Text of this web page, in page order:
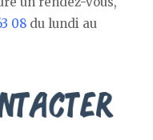
08 du lundi au